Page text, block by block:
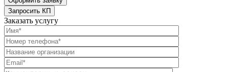
Заказать услугу